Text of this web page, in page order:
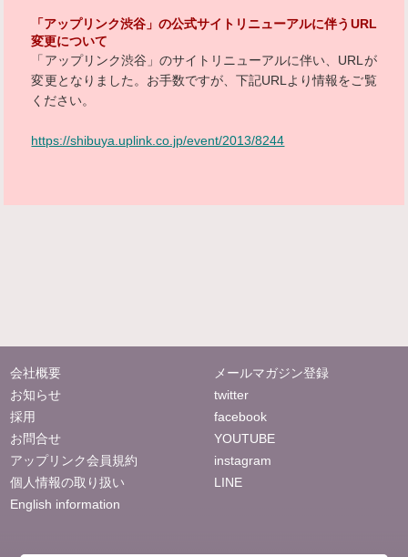
「アップリンク渋谷」の公式サイトリニューアルに伴うURL
変更について
「アップリンク渋谷」のサイトリニューアルに伴い、URLが
変更となりました。お手数ですが、下記URLより情報をご覧
ください。
https://shibuya.uplink.co.jp/event/2013/8244
会社概要
お知らせ
採用
お問合せ
アップリンク会員規約
個人情報の取り扱い
English information
メールマガジン登録
twitter
facebook
YOUTUBE
instagram
LINE